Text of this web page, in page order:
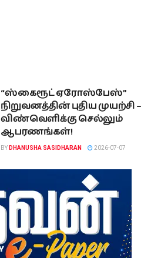
“ஸ்கைரூட் ஏரோஸ்பேஸ்”
நிறுவனத்தின் புதிய முயற்சி –
விண்வெளிக்கு செல்லும்
ஆபரணங்கள்!
BY DHANUSHA SASIDHARAN 2026-07-07